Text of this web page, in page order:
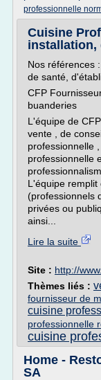
professionnelle
Cuisine
installation,
Nos références
de santé,
CFP
buanderies
L'équipe de
vente , de
professionnelle
professionnelle
L'équipe remplit
(professionnels
privées ou
ainsi...
Lire la suite
Site : http://
Thèmes liés :
fournisseur de
cuisine
professionnelle
cuisine
Home -
SA